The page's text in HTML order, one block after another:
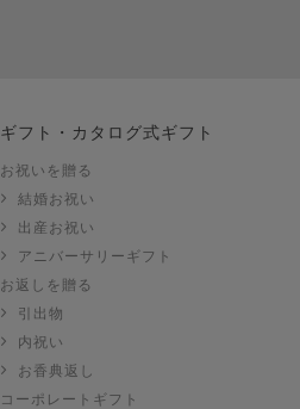
ギフト・カタログ式ギフト
お祝いを贈る
結婚お祝い
出産お祝い
アニバーサリーギフト
お返しを贈る
引出物
内祝い
お香典返し
コーポレートギフト